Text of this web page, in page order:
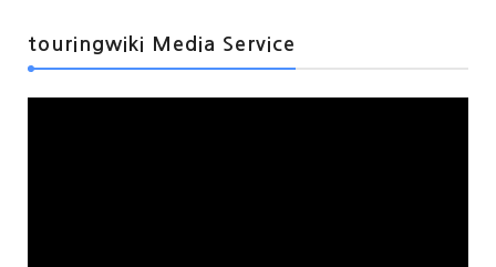
touringwiki Media Service